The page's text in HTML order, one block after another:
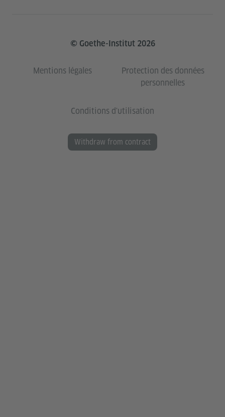
© Goethe-Institut 2026
Mentions légales
Protection des données
personnelles
Conditions d'utilisation
Withdraw from contract